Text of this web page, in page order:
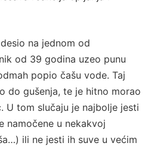
na jednom od
od 39 godina uzeo punu
popio čašu vode. Taj
do gušenja, te je hitno morao
U tom slučaju je najbolje jesti
namočene u nekakvoj
ili ne jesti ih suve u većim